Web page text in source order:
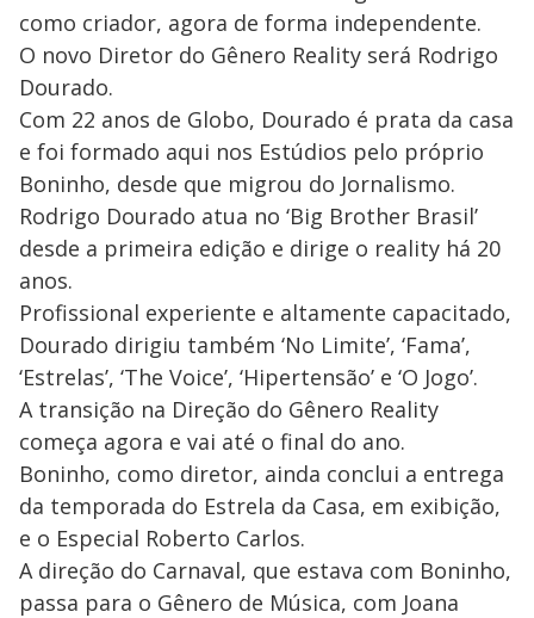
como criador, agora de forma independente.
O novo Diretor do Gênero Reality será Rodrigo
Dourado.
Com 22 anos de Globo, Dourado é prata da casa
e foi formado aqui nos Estúdios pelo próprio
Boninho, desde que migrou do Jornalismo.
Rodrigo Dourado atua no ‘Big Brother Brasil’
desde a primeira edição e dirige o reality há 20
anos.
Profissional experiente e altamente capacitado,
Dourado dirigiu também ‘No Limite’, ‘Fama’,
‘Estrelas’, ‘The Voice’, ‘Hipertensão’ e ‘O Jogo’.
A transição na Direção do Gênero Reality
começa agora e vai até o final do ano.
Boninho, como diretor, ainda conclui a entrega
da temporada do Estrela da Casa, em exibição,
e o Especial Roberto Carlos.
A direção do Carnaval, que estava com Boninho,
passa para o Gênero de Música, com Joana